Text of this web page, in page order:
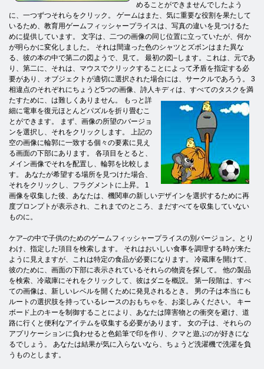
めることができませんでしたよう
に、一つずつそれらをクリック。 ゲームはまた、気に重要な役割を果たして
いるため、教育用ゲームフィッシャープライスは、写真の違いを見つけるた
めに提供しています。 文字は、二つの画像の同じ位置に立っていたが、何か
が明らかに変化しました。 それは間違った色のシャツとズボンはまた異な
る、彼の本の中で第二の図ようで、見て。 最初の図–します。これは、元であ
り、第二に、それは、マウスでクリックすることによって矛盾を指定する必
要があり、オブジェクトが適切に選択された場合には、サークルであろう。 3
相違点のそれぞれにちょうど5つの画像、詩人キディは、すべてのタスクを満
たすために、 は難しくありません。 もっと詳
細に電車を復元ほとんどパズルを折り畳むこ
とができます。 まず、画像の所望のバージョ
ンを選択し、それをクリックします。 上記の
空の画像に輪郭に一致する個々の要素に見え
る画面の下部にあります。 各項目をとると、
メイン画像でそれを配置し、輪郭を比較しま
す。 あなたが希望する場所を見つけた場合、
それをクリックし、フラグメントに上昇。 1
画像を収集した後、あなたは、機関車の新しいデザインを選択するために再
度プロンプトが表示され、これまでのところ、まだすべてを収集していない
ものに。
ケア–の中で子供のためのゲームフィッシャープライスの別バージョン。とり
わけ、指定した項目を検索します。 それはおいしい食事を調理する時が来た
ように見えますが、これは特定の食品が必要になります。 冷蔵庫を開けて、
彼のために、画面の下部に表示されているそれらの物資を探して。 他の製品
を検索、冷蔵庫にそれをクリックして、彼はダニを概説。 第一段階は、すべ
ての画像は、新しいレベルを開くために発見されるとき。 男の子は本当にも
ルートの選択肢を持っているレースのおもちゃを、お楽しみください。 キー
ボード上のキーを制御することにより、あなたは障害物との衝突を避け、道
路に行くと便利なアイテムを収集する必要があります。 女の子は、それらの
アプリケーションに負わせると色鉛​​筆で印を作り、クマと遊ぶのが好きにな
るでしょう。 あなたは結果が気に入らないなら、ちょうど洗濯機で洗濯を負
うものとします。